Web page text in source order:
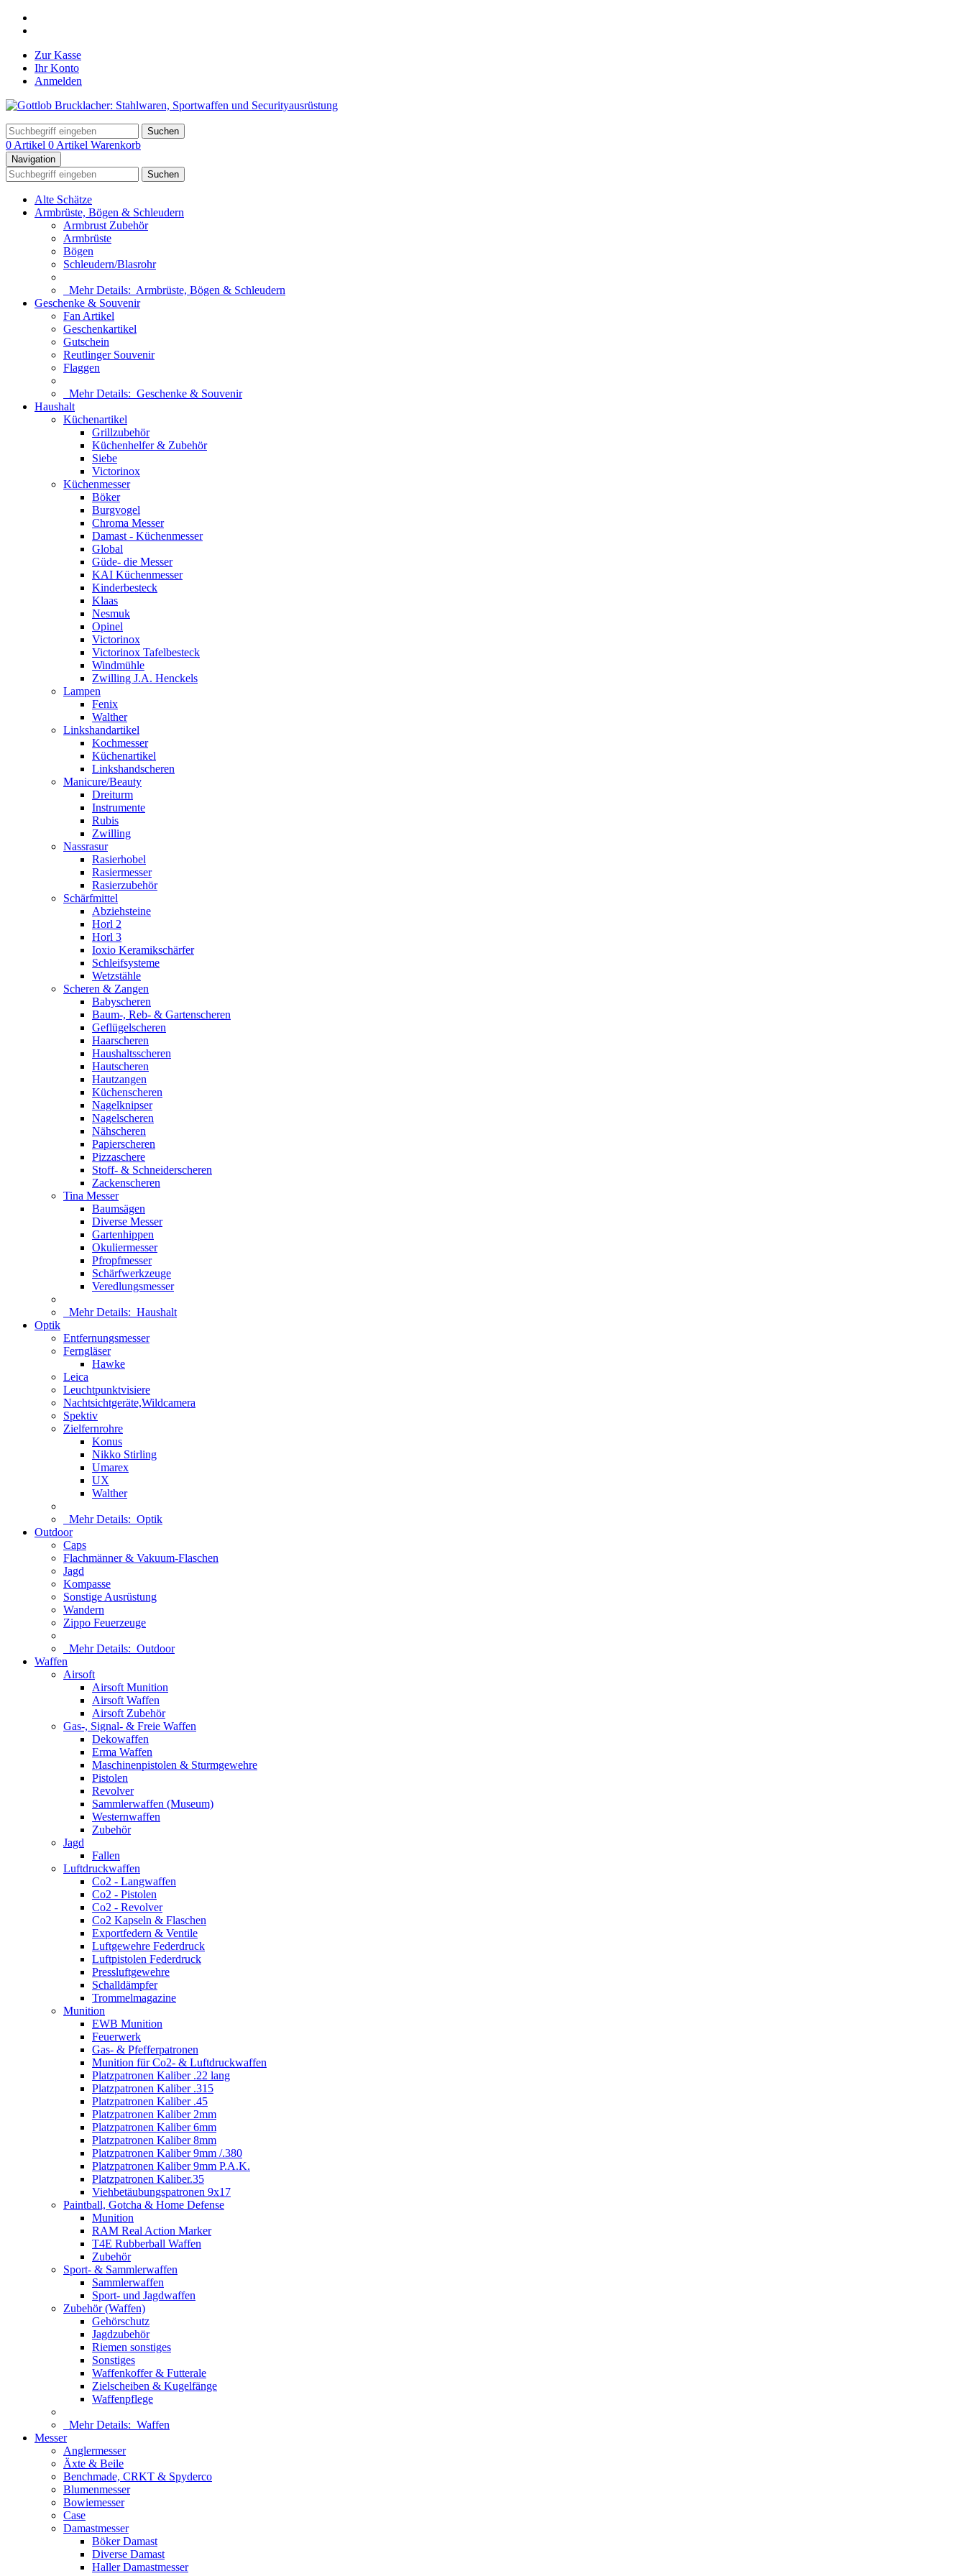
Zur Kasse
Ihr Konto
Anmelden
Suchen
0 Artikel 0 Artikel Warenkorb
Navigation
Suchen
Alte Schätze
Armbrüste, Bögen & Schleudern
Armbrust Zubehör
Armbrüste
Bögen
Schleudern/Blasrohr
Mehr Details: Armbrüste, Bögen & Schleudern
Geschenke & Souvenir
Fan Artikel
Geschenkartikel
Gutschein
Reutlinger Souvenir
Flaggen
Mehr Details: Geschenke & Souvenir
Haushalt
Küchenartikel
Grillzubehör
Küchenhelfer & Zubehör
Siebe
Victorinox
Küchenmesser
Böker
Burgvogel
Chroma Messer
Damast - Küchenmesser
Global
Güde- die Messer
KAI Küchenmesser
Kinderbesteck
Klaas
Nesmuk
Opinel
Victorinox
Victorinox Tafelbesteck
Windmühle
Zwilling J.A. Henckels
Lampen
Fenix
Walther
Linkshandartikel
Kochmesser
Küchenartikel
Linkshandscheren
Manicure/Beauty
Dreiturm
Instrumente
Rubis
Zwilling
Nassrasur
Rasierhobel
Rasiermesser
Rasierzubehör
Schärfmittel
Abziehsteine
Horl 2
Horl 3
Ioxio Keramikschärfer
Schleifsysteme
Wetzstähle
Scheren & Zangen
Babyscheren
Baum-, Reb- & Gartenscheren
Geflügelscheren
Haarscheren
Haushaltsscheren
Hautscheren
Hautzangen
Küchenscheren
Nagelknipser
Nagelscheren
Nähscheren
Papierscheren
Pizzaschere
Stoff- & Schneiderscheren
Zackenscheren
Tina Messer
Baumsägen
Diverse Messer
Gartenhippen
Okuliermesser
Pfropfmesser
Schärfwerkzeuge
Veredlungsmesser
Mehr Details: Haushalt
Optik
Entfernungsmesser
Ferngläser
Hawke
Leica
Leuchtpunktvisiere
Nachtsichtgeräte,Wildcamera
Spektiv
Zielfernrohre
Konus
Nikko Stirling
Umarex
UX
Walther
Mehr Details: Optik
Outdoor
Caps
Flachmänner & Vakuum-Flaschen
Jagd
Kompasse
Sonstige Ausrüstung
Wandern
Zippo Feuerzeuge
Mehr Details: Outdoor
Waffen
Airsoft
Airsoft Munition
Airsoft Waffen
Airsoft Zubehör
Gas-, Signal- & Freie Waffen
Dekowaffen
Erma Waffen
Maschinenpistolen & Sturmgewehre
Pistolen
Revolver
Sammlerwaffen (Museum)
Westernwaffen
Zubehör
Jagd
Fallen
Luftdruckwaffen
Co2 - Langwaffen
Co2 - Pistolen
Co2 - Revolver
Co2 Kapseln & Flaschen
Exportfedern & Ventile
Luftgewehre Federdruck
Luftpistolen Federdruck
Pressluftgewehre
Schalldämpfer
Trommelmagazine
Munition
EWB Munition
Feuerwerk
Gas- & Pfefferpatronen
Munition für Co2- & Luftdruckwaffen
Platzpatronen Kaliber .22 lang
Platzpatronen Kaliber .315
Platzpatronen Kaliber .45
Platzpatronen Kaliber 2mm
Platzpatronen Kaliber 6mm
Platzpatronen Kaliber 8mm
Platzpatronen Kaliber 9mm /.380
Platzpatronen Kaliber 9mm P.A.K.
Platzpatronen Kaliber.35
Viehbetäubungspatronen 9x17
Paintball, Gotcha & Home Defense
Munition
RAM Real Action Marker
T4E Rubberball Waffen
Zubehör
Sport- & Sammlerwaffen
Sammlerwaffen
Sport- und Jagdwaffen
Zubehör (Waffen)
Gehörschutz
Jagdzubehör
Riemen sonstiges
Sonstiges
Waffenkoffer & Futterale
Zielscheiben & Kugelfänge
Waffenpflege
Mehr Details: Waffen
Messer
Anglermesser
Äxte & Beile
Benchmade, CRKT & Spyderco
Blumenmesser
Bowiemesser
Case
Damastmesser
Böker Damast
Diverse Damast
Haller Damastmesser